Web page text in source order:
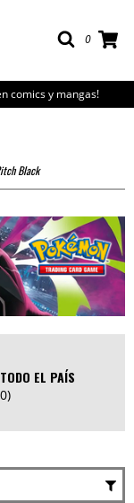
0
comics y mangas!
Black
EL PAÍS